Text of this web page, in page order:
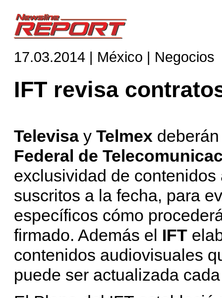
17.03.2014 | México | Negocios
IFT revisa
Televisa y Telmex
Federal de
exclusividad de
suscritos a la fecha, para
específicos cómo
firmado. Además el IFT
contenidos audiovisuales
puede ser actualizada